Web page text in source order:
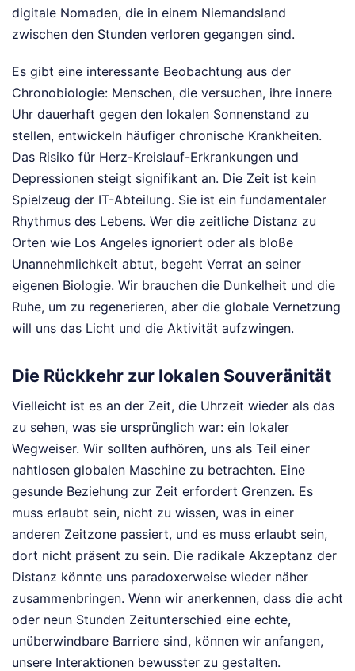
digitale Nomaden, die in einem Niemandsland
zwischen den Stunden verloren gegangen sind.
Es gibt eine interessante Beobachtung aus der
Chronobiologie: Menschen, die versuchen, ihre innere
Uhr dauerhaft gegen den lokalen Sonnenstand zu
stellen, entwickeln häufiger chronische Krankheiten.
Das Risiko für Herz-Kreislauf-Erkrankungen und
Depressionen steigt signifikant an. Die Zeit ist kein
Spielzeug der IT-Abteilung. Sie ist ein fundamentaler
Rhythmus des Lebens. Wer die zeitliche Distanz zu
Orten wie Los Angeles ignoriert oder als bloße
Unannehmlichkeit abtut, begeht Verrat an seiner
eigenen Biologie. Wir brauchen die Dunkelheit und die
Ruhe, um zu regenerieren, aber die globale Vernetzung
will uns das Licht und die Aktivität aufzwingen.
Die Rückkehr zur lokalen Souveränität
Vielleicht ist es an der Zeit, die Uhrzeit wieder als das
zu sehen, was sie ursprünglich war: ein lokaler
Wegweiser. Wir sollten aufhören, uns als Teil einer
nahtlosen globalen Maschine zu betrachten. Eine
gesunde Beziehung zur Zeit erfordert Grenzen. Es
muss erlaubt sein, nicht zu wissen, was in einer
anderen Zeitzone passiert, und es muss erlaubt sein,
dort nicht präsent zu sein. Die radikale Akzeptanz der
Distanz könnte uns paradoxerweise wieder näher
zusammenbringen. Wenn wir anerkennen, dass die acht
oder neun Stunden Zeitunterschied eine echte,
unüberwindbare Barriere sind, können wir anfangen,
unsere Interaktionen bewusster zu gestalten.